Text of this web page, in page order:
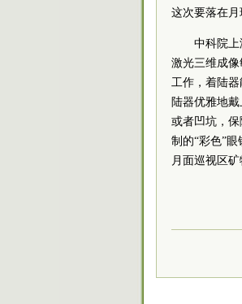
这次要落在月
中科院
激光三维成
工作，着陆
陆器优雅地
或者凹坑，
制的“彩色”
月面巡视区